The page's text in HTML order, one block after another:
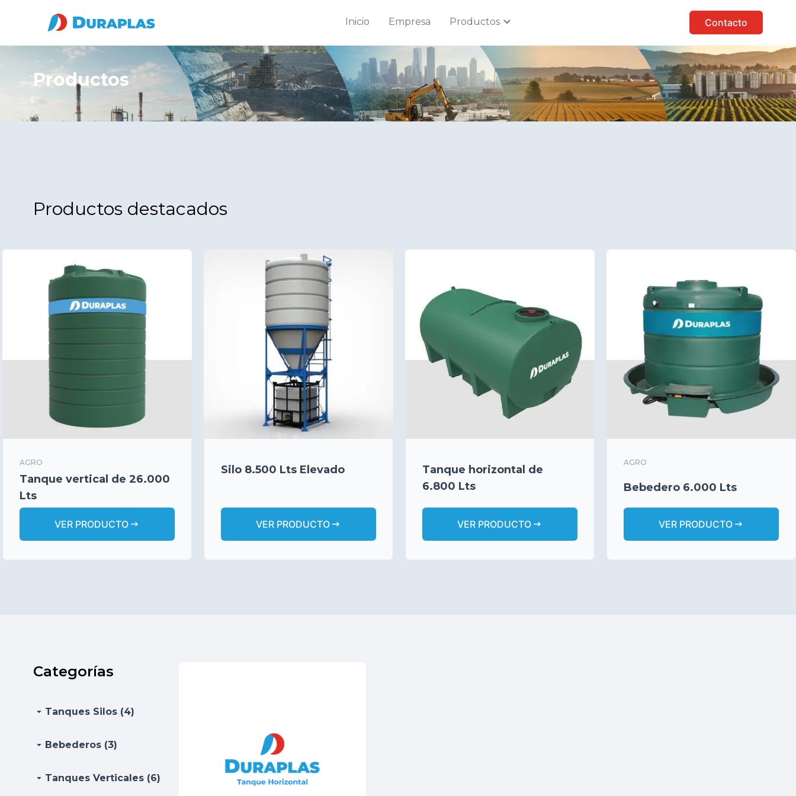
Inicio Empresa Productoschevron_right Contacto
Productos
Productos destacados
AGRO
Tanque vertical de 26.000
Lts
VER PRODUCTOarrow_right_alt
Silo 8.500 Lts Elevado
VER PRODUCTOarrow_right_alt
Tanque horizontal de
6.800 Lts
VER PRODUCTOarrow_right_alt
AGRO
Bebedero 6.000 Lts
VER PRODUCTOarrow_right_alt
Categorías
arrow_drop_down Tanques Silos (4)
arrow_drop_down Bebederos (3)
arrow_drop_down Tanques Verticales (6)